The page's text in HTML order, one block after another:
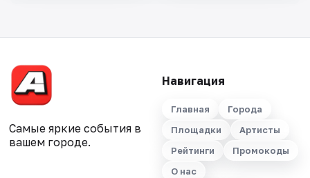
Самые яркие события в
вашем городе.
Навигация
Главная
Города
Площадки
Артисты
Рейтинги
Промокоды
О нас